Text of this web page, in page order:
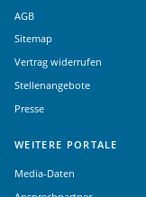
AGB
Sitemap
Vertrag widerrufen
Stellenangebote
Presse
WEITERE PORTALE
Media-Daten